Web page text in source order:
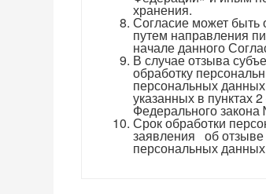
хранения.
Согласие может быть
путем направления
начале данного
В случае отзыва
обработку
персональных
указанных в пунктах
Федерального
Срок обработки
заявления об отзыве
персональных